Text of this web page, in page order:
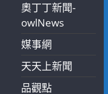
奧丁丁新聞-
owlNews
媒事網
天天上新聞
品觀點